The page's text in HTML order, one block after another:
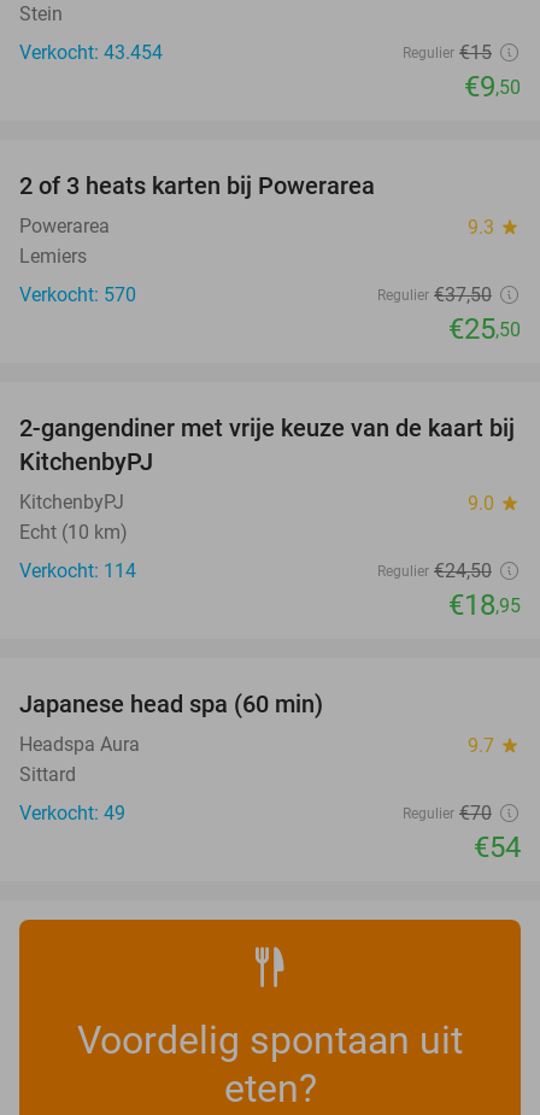
Stein
Verkocht: 43.454
Regulier €15
€9,50
2 of 3 heats karten bij Powerarea
Powerarea 9.3 star
Lemiers
Verkocht: 570
Regulier €37,50
€25,50
23%
2-gangendiner met vrije keuze van de kaart bij
KitchenbyPJ
KitchenbyPJ 9.0 star
Echt (10 km)
Verkocht: 114
Regulier €24,50
€18,95
Japanese head spa (60 min)
Headspa Aura 9.7 star
Sittard
Verkocht: 49
Regulier €70
€54
Voordelig spontaan uit
eten?